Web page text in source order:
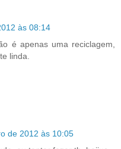
às 08:14
é apenas uma reciclagem,
linda.
de 2012 às 10:05